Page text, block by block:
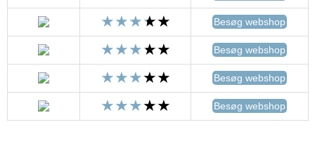
Besøg webshop
Besøg webshop
Besøg webshop
Besøg webshop